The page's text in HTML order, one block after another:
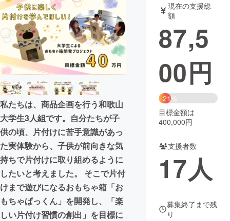
テクノロジー・ガジェット
映像・映画 書籍・雑誌
ビジネス・起業 チャレンジ
まちづくり・地域活性化
CAMPFIRE for Social Good
CAMPFIRE Creation
CAMPFIREふるさと納税machi-ya コミュニティ
私たちは、商品企画を行う和歌山
大学生3人組です。自分たちが子
供の頃、片付けに苦手意識があっ
た実体験から、子供が前向きな気
持ちで片付けに取り組めるように
したいと考えました。 そこで片付
けまで遊びになるおもちゃ箱「お
もちゃぱっくん」を開発し、「楽
しい片付け習慣の創出」を目標に
現在の支援総
額
87,5
00円
21%
目標金額は
400,000円
支援者数
17人
募集終了まで残
り